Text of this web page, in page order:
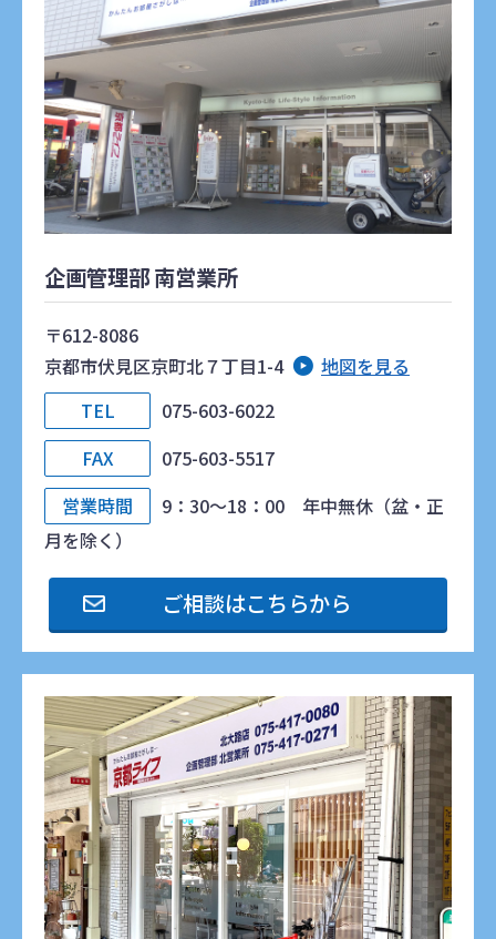
企画管理部 南営業所
〒612-8086
京都市伏見区京町北７丁目1-4
地図を見る
TEL
075-603-6022
FAX
075-603-5517
営業時間
9：30～18：00 年中無休（盆・正
月を除く）
ご相談はこちらから